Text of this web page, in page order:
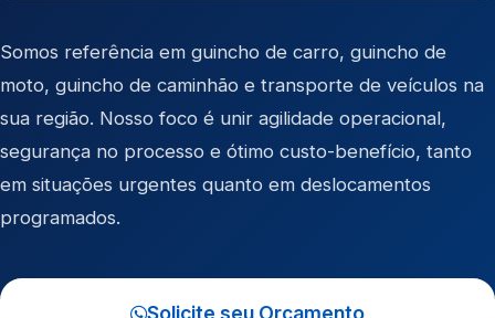
Somos referência em guincho de carro, guincho de
moto, guincho de caminhão e transporte de veículos na
sua região. Nosso foco é unir agilidade operacional,
segurança no processo e ótimo custo-benefício, tanto
em situações urgentes quanto em deslocamentos
programados.
Solicite seu Orçamento